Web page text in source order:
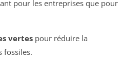
pour les entreprises que pour
vertespour réduire la
fossiles.